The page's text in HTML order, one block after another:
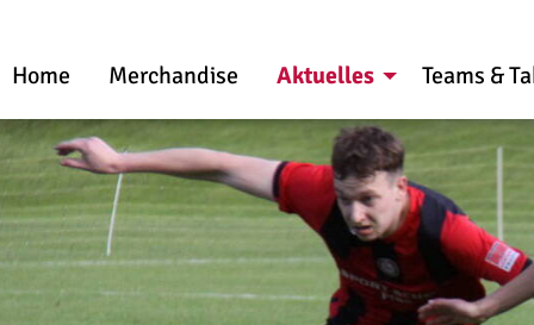
Home Merchandise Aktuelles Teams &